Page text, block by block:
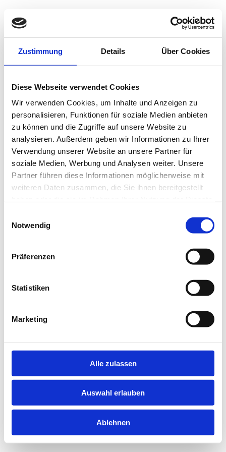
Zustimmung Details Über Cookies
Diese Webseite verwendet Cookies
Wir verwenden Cookies, um Inhalte und Anzeigen zu
personalisieren, Funktionen für soziale Medien anbieten
zu können und die Zugriffe auf unsere Website zu
analysieren. Außerdem geben wir Informationen zu Ihrer
Verwendung unserer Website an unsere Partner für
soziale Medien, Werbung und Analysen weiter. Unsere
Partner führen diese Informationen möglicherweise mit
weiteren Daten zusammen, die Sie ihnen bereitgestellt
Notwendig
Präferenzen
Statistiken
Marketing
Alle zulassen
Auswahl erlauben
Ablehnen
Welche Social Media
Plattformen nutzt du
regelmäßig?*
0% abgeschlossen